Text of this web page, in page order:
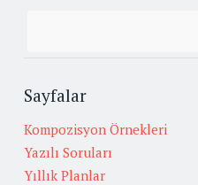
Sayfalar
Kompozisyon Örnekleri
Yazılı Soruları
Yıllık Planlar